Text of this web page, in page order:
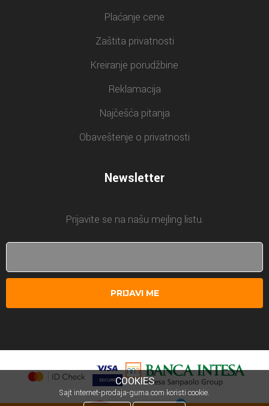
Plaćanje cene
Zaštita privatnosti
Kreiranje porudžbine
Reklamacija
Najčešća pitanja
Obaveštenje o privatnosti
Newsletter
Prijavite se na našu mejling listu.
PRIJAVI ME
COOKIES
Sajt internet-prodaja-guma.com koristi cookie.